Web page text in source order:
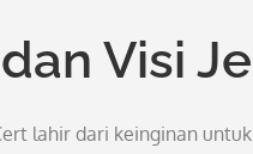
Visi
lahir dari keinginan